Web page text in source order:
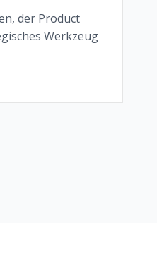
der Product
Werkzeug